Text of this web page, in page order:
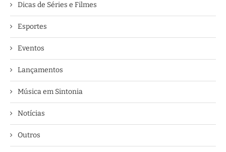
Dicas de Séries e Filmes
Esportes
Eventos
Lançamentos
Música em Sintonia
Notícias
Outros